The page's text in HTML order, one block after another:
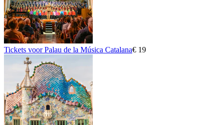
Tickets voor Palau de la Música Catalana€ 19